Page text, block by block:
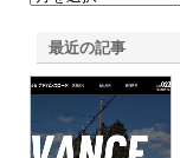
最近の記事